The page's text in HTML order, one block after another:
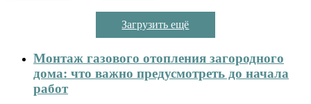
Загрузить ещё
Монтаж газового отопления загородного
дома: что важно предусмотреть до начала
работ